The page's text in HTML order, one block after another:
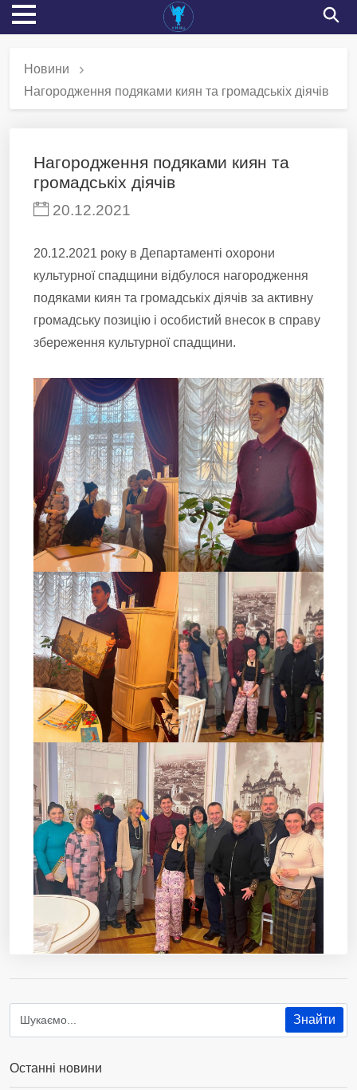
Новини
Нагородження подяками киян та громадськіх діячів
Нагородження подяками киян та
громадськіх діячів
20.12.2021
20.12.2021 року в Департаменті охорони
культурної спадщини відбулося нагородження
подяками киян та громадськіх діячів за активну
громадську позицію і особистий внесок в справу
збереження культурної спадщини.
Останні новини